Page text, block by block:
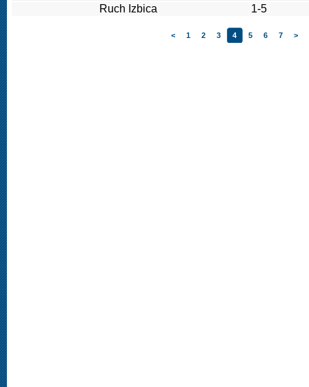
Ruch Izbica
1-5
< 1 2 3 4 5 6 7 >